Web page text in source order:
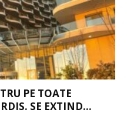
PE TOATE
SE EXTIND...